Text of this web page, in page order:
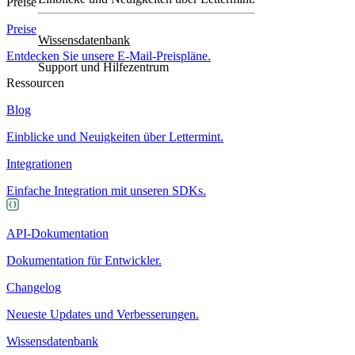
Wissensdatenbank
Support und Hilfezentrum
Preise
Entdecken Sie unsere E-Mail-Preispläne.
Ressourcen
Blog
Einblicke und Neuigkeiten über Lettermint.
Integrationen
Einfache Integration mit unseren SDKs.
API-Dokumentation
Dokumentation für Entwickler.
Changelog
Neueste Updates und Verbesserungen.
Wissensdatenbank